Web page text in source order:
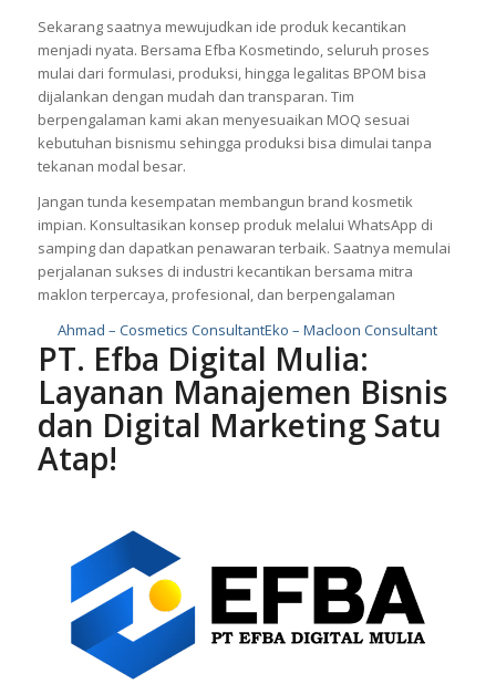
biaya, menjaga kualitas, dan membangun brand dengan
fondasi kuat sejak awal.
Sekarang saatnya mewujudkan ide produk kecantikan
menjadi nyata. Bersama Efba Kosmetindo, seluruh proses
mulai dari formulasi, produksi, hingga legalitas BPOM bisa
dijalankan dengan mudah dan transparan. Tim
kebutuhan bisnismu sehingga produksi bisa dimulai tanpa
tekanan modal besar.
Jangan tunda kesempatan membangun brand kosmetik
impian. Konsultasikan konsep produk melalui WhatsApp di
perjalanan sukses di industri kecantikan bersama mitra
maklon terpercaya, profesional, dan berpengalaman
Ahmad – Cosmetics Consultant
Eko – Macloon Consultant
PT. Efba Digital Mulia:
Layanan Manajemen Bisnis
dan Digital Marketing Satu